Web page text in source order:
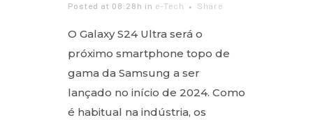
Posted at 08:28h in e-Tech Share
O Galaxy S24 Ultra será o
próximo smartphone topo de
gama da Samsung a ser
lançado no início de 2024. Como
é habitual na indústria, os